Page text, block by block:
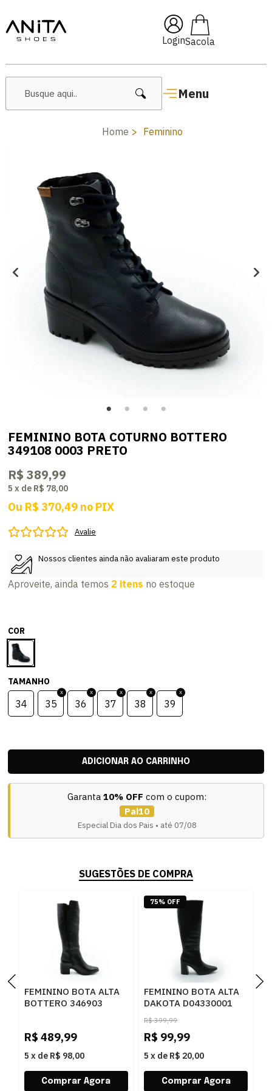
Login
Menu
Pai10
Home Feminino
FEMININO BOTA COTURNO BOTTERO
349108 0003 PRETO
R$ 389,99
5 x de R$ 78,00
Ou R$ 370,49 no PIX
Avalie
Nossos clientes ainda não avaliaram este produto
Aproveite, ainda temos 2 itens no estoque
COR
TAMANHO
34 35 36 37 38 39
Garanta 10% OFF com o cupom:
Pai10
Especial Dia dos Pais • até 07/08
SUGESTÕES DE COMPRA
FEMININO BOTA ALTA
BOTTERO 346903
R$ 489,99
5 x de R$ 98,00
FEMININO BOTA ALTA
DAKOTA D04330001
PRETO
R$ 399,99
R$ 99,99
5 x de R$ 20,00
75% OFF